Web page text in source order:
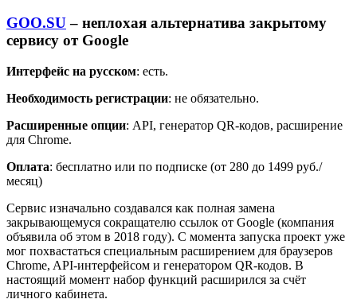
GOO.SU– неплохая альтернатива закрытому
сервису от Google
Интерфейс на русском: есть.
Необходимость регистрации: не обязательно.
Расширенные опции: API, генератор QR-кодов, расширение
для Chrome.
Оплата: бесплатно или по подписке (от 280 до 1499 руб./
месяц)
Сервис изначально создавался как полная замена
закрывающемуся сокращателю ссылок от Google (компания
объявила об этом в 2018 году). С момента запуска проект уже
мог похвастаться специальным расширением для браузеров
Chrome, API-интерфейсом и генератором QR-кодов. В
настоящий момент набор функций расширился за счёт
личного кабинета.